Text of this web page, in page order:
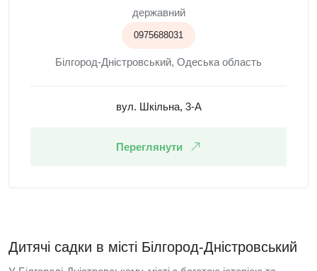
державний
0975688031
Білгород-Дністровський, Одеська область
вул. Шкільна, 3-А
Переглянути
Дитячі садки в місті Білгород-Дністровський